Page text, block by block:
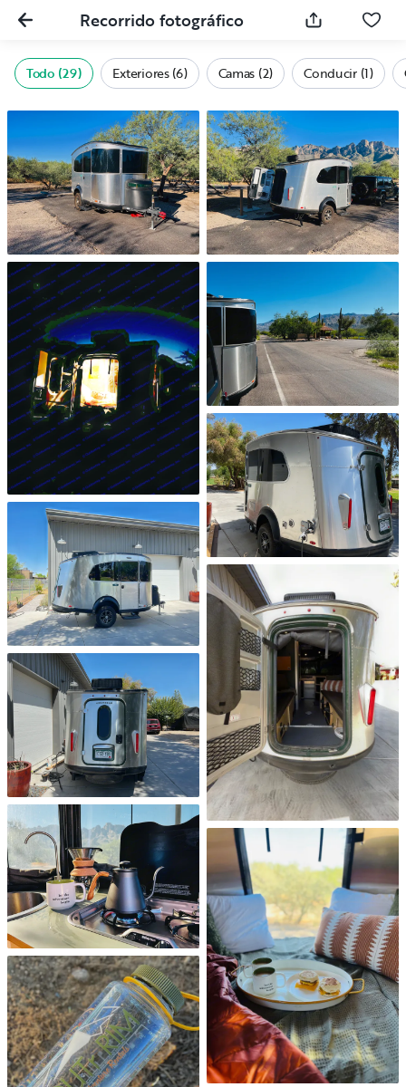
Recorrido fotográfico
Todo (29) Exteriores (6) Camas (2) Conducir (1)